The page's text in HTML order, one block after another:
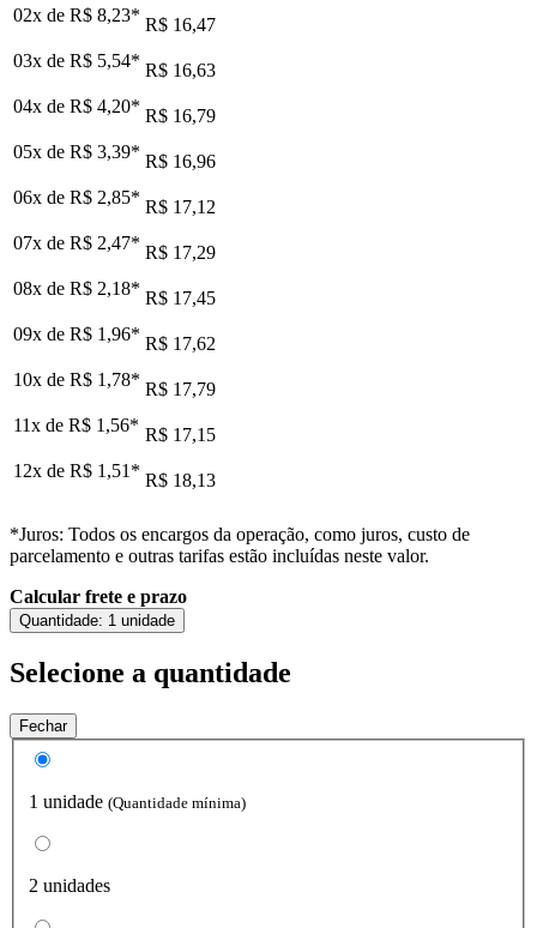
02x de R$ 8,23* R$ 16,47
03x de R$ 5,54* R$ 16,63
04x de R$ 4,20* R$ 16,79
05x de R$ 3,39* R$ 16,96
06x de R$ 2,85* R$ 17,12
07x de R$ 2,47* R$ 17,29
08x de R$ 2,18* R$ 17,45
09x de R$ 1,96* R$ 17,62
10x de R$ 1,78* R$ 17,79
11x de R$ 1,56* R$ 17,15
12x de R$ 1,51* R$ 18,13
*Juros: Todos os encargos da operação, como juros, custo de
parcelamento e outras tarifas estão incluídas neste valor.
Calcular frete e prazo
Quantidade: 1 unidade
Selecione a quantidade
Fechar
1 unidade (Quantidade mínima)
2 unidades